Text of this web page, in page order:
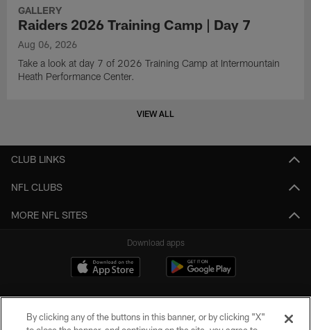
GALLERY
Raiders 2026 Training Camp | Day 7
Aug 06, 2026
Take a look at day 7 of 2026 Training Camp at Intermountain
Heath Performance Center.
VIEW ALL
CLUB LINKS
NFL CLUBS
MORE NFL SITES
Download apps
By clicking any of the buttons in this banner, or by clicking "X"